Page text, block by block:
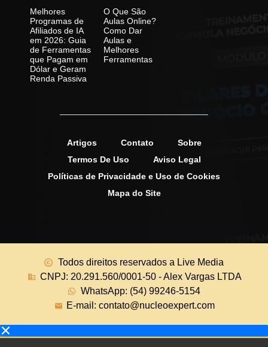
Melhores
Programas de
Afiliados de IA
em 2026: Guia
de Ferramentas
que Pagam em
Dólar e Geram
Renda Passiva
O Que São
Aulas Online?
Como Dar
Aulas e
Melhores
Ferramentas
Artigos Contato
Sobre
Termos De Uso
Aviso Legal
Políticas de Privacidade e Uso de Cookies
Mapa do Site
Todos direitos reservados a Live Media
CNPJ: 20.291.560/0001-50 - Alex Vargas LTDA
WhatsApp: (54) 99246-5154
E-mail: contato@nucleoexpert.com